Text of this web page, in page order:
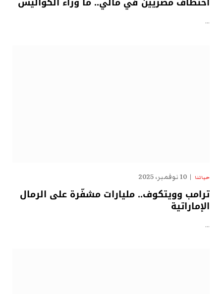
…
حياتنا 10 نوفمبر، 2025
ترامب وويتكوف.. مليارات مشفّرة على الرمال
الإماراتية
…